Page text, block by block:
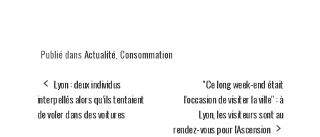
Publié dans Actualité Consommation
Lyon : deux individus
interpellés alors qu’ils tentaient
de voler dans des voitures
"Ce long week-end était
l'occasion de visiter la ville" : à
Lyon, les visiteurs sont au
rendez-vous pour l'Ascension